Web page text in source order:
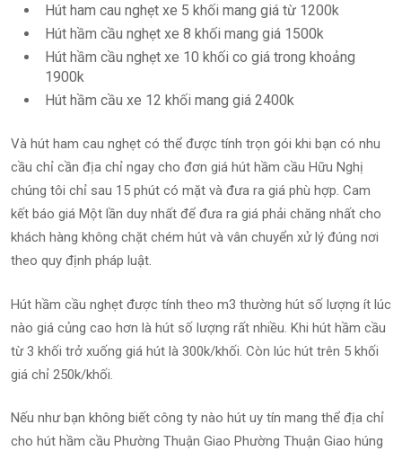
Hút ham cau nghẹt xe 5 khối mang giá từ 1200k
Hút hầm cầu nghẹt xe 8 khối mang giá 1500k
Hút hầm cầu nghẹt xe 10 khối co giá trong khoảng
1900k
Hút hầm cầu xe 12 khối mang giá 2400k
Và hút ham cau nghẹt có thể được tính trọn gói khi bạn có nhu
cầu chỉ cần địa chỉ ngay cho đơn giá hút hầm cầu Hữu Nghị
chúng tôi chỉ sau 15 phút có mặt và đưa ra giá phù hợp. Cam
kết báo giá Một lần duy nhất để đưa ra giá phải chăng nhất cho
khách hàng không chặt chém hút và vân chuyển xử lý đúng nơi
theo quy định pháp luật.
Hút hầm cầu nghẹt được tính theo m3 thường hút số lượng ít lúc
nào giá củng cao hơn là hút số lượng rất nhiều. Khi hút hầm cầu
từ 3 khối trở xuống giá hút là 300k/khối. Còn lúc hút trên 5 khối
giá chỉ 250k/khối.
Nếu như bạn không biết công ty nào hút uy tín mang thể địa chỉ
cho hút hầm cầu Phường Thuận Giao Phường Thuận Giao húng